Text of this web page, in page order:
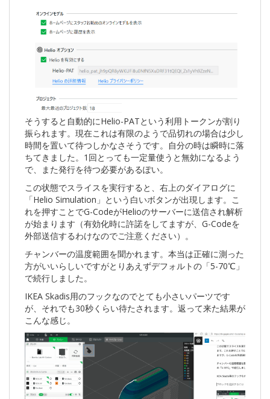
そうすると自動的にHelio-PATという利用トークンが割り
振られます。現在これは有限のようで品切れの場合は少し
時間を置いて待つしかなさそうです。自分の時は瞬時に落
ちてきました。1回とっても一定量使うと無効になるよう
で、また発行を待つ必要があるぽい。
この状態でスライスを実行すると、右上のダイアログに
「Helio Simulation」という白いボタンが出現します。こ
れを押すことでG-CodeがHelioのサーバーに送信され解析
が始まります（有効化時に許諾をしてますが、G-Codeを
外部送信するわけなのでご注意ください）。
チャンバーの温度範囲を聞かれます。本当は正確に測った
方がいいらしいですがとりあえずデフォルトの「5-70℃」
で続行しました。
IKEA Skadis用のフックなのでとても小さいパーツです
が、それでも30秒くらい待たされます。返って来た結果が
こんな感じ。